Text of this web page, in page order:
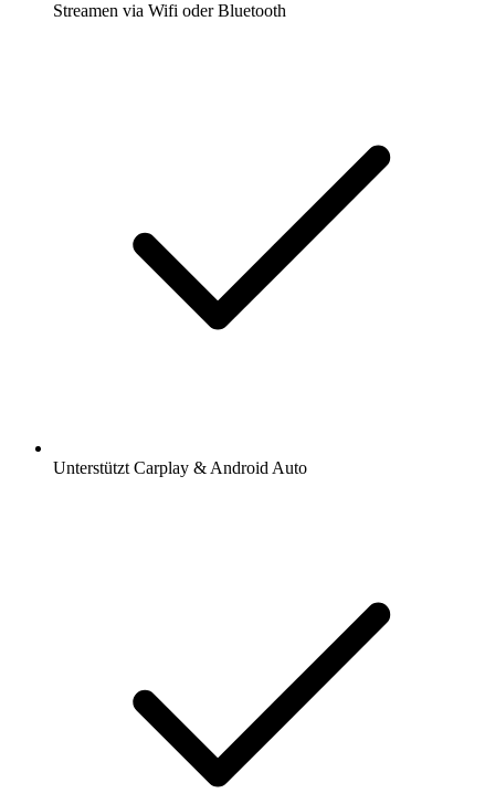
Streamen via Wifi oder Bluetooth
Unterstützt Carplay & Android Auto